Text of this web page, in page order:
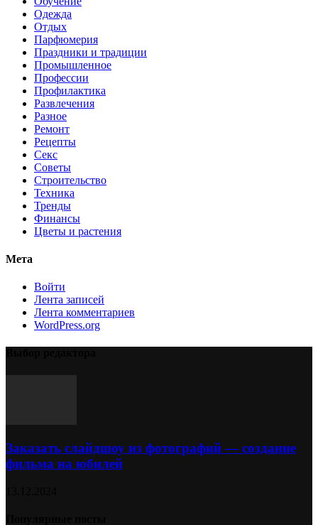
Одежда
Отдых
Парфюмерия
Праздники и традиции
Промышленное
Профессии
Профилактика
Развлечения
Разное
Ремонт
Рецепты
Секс
Советы
Строительство
Техника
Тренды
Финансы
Цветы и растения
Мета
Войти
Лента записей
Лента комментариев
WordPress.org
Заказать слайдшоу из фотографий — создание
фильма на юбилей